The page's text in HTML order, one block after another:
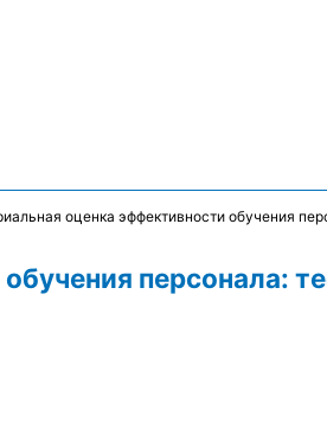
оценка эффективности обучения
персонала: